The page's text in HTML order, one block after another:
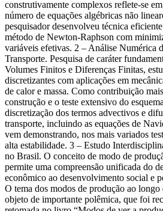
construtivamente complexos reflete-se
número de equações algébricas não
pesquisador desenvolveu técnica
método de Newton-Raphson com
variáveis efetivas. 2 – Análise Numérica
Transporte. Pesquisa de caráter
Volumes Finitos e Diferenças Finitas,
discretizantes com aplicações em
de calor e massa. Como contribuição
construção e o teste extensivo do
discretização dos termos advectivos e
transporte, incluindo as equações de
vem demonstrando, nos mais variados
alta estabilidade. 3 – Estudo
no Brasil. O conceito de modo de
permite uma compreensão unificada do
econômico ao desenvolvimento social e
O tema dos modos de produção ao
objeto de importante polêmica, que foi